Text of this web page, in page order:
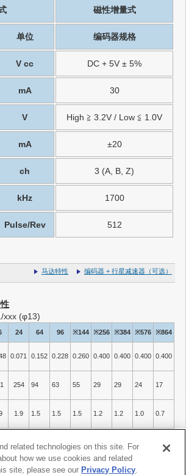
磁性增量式
单位 编码器规格
V cc DC + 5V ± 5%
mA 30
V High ≧ 3.2V / Low ≦ 1.0V
mA ±20
ch 3 (A, B, Z)
kHz 1700
Pulse/Rev 512
马达特性 编码器 + 行星减速器（可选）
xxx (φ13)
24 64 96 ※144 ※256 ※384 ※576 ※864
0.071 0.152 0.228 0.260 0.400 0.400 0.400 0.400
254 94 63 55 29 29 24 17
1.9 1.5 1.5 1.5 1.2 1.2 1.0 0.7
的减速比时，请确保不超过齿轮箱的允许
related technologies on this site. For
how we use cookies and related
site, please see our Privacy Policy.